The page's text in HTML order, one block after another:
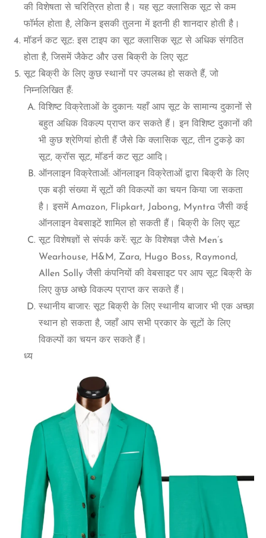
की विशेषता से चरित्रित होता है। यह सूट क्लासिक सूट से कम
फॉर्मल होता है, लेकिन इसकी तुलना में इतनी ही शानदार होती है।
मॉडर्न कट सूट: इस टाइप का सूट क्लासिक सूट से अधिक संगठित
होता है, जिसमें जैकेट और उस बिक्री के लिए सूट
सूट बिक्री के लिए कुछ स्थानों पर उपलब्ध हो सकते हैं, जो
निम्नलिखित हैं:
विशिष्ट विक्रेताओं के दुकान: यहाँ आप सूट के सामान्य दुकानों से
बहुत अधिक विकल्प प्राप्त कर सकते हैं। इन विशिष्ट दुकानों की
भी कुछ श्रेणियां होती हैं जैसे कि क्लासिक सूट, तीन टुकड़े का
सूट, क्रॉस सूट, मॉडर्न कट सूट आदि।
ऑनलाइन विक्रेताओं: ऑनलाइन विक्रेताओं द्वारा बिक्री के लिए
एक बड़ी संख्या में सूटों की विकल्पों का चयन किया जा सकता
है। इसमें Amazon, Flipkart, Jabong, Myntra जैसी कई
ऑनलाइन वेबसाइटें शामिल हो सकती हैं। बिक्री के लिए सूट
सूट विशेषज्ञों से संपर्क करें: सूट के विशेषज्ञ जैसे Men’s
Wearhouse, H&M, Zara, Hugo Boss, Raymond,
Allen Solly जैसी कंपनियों की वेबसाइट पर आप सूट बिक्री के
लिए कुछ अच्छे विकल्प प्राप्त कर सकते हैं।
स्थानीय बाजार: सूट बिक्री के लिए स्थानीय बाजार भी एक अच्छा
स्थान हो सकता है, जहाँ आप सभी प्रकार के सूटों के लिए
विकल्पों का चयन कर सकते हैं।
ध्य